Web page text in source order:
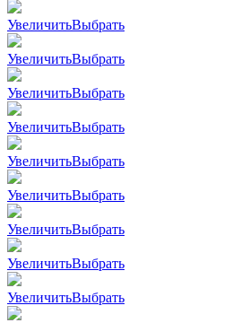
УвеличитьВыбрать
УвеличитьВыбрать
УвеличитьВыбрать
УвеличитьВыбрать
УвеличитьВыбрать
УвеличитьВыбрать
УвеличитьВыбрать
УвеличитьВыбрать
УвеличитьВыбрать